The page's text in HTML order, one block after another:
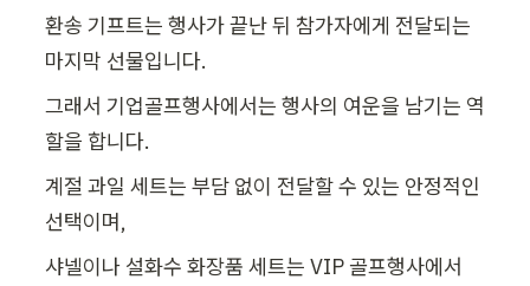
환송 기프트는 행사가 끝난 뒤 참가자에게 전달되는
마지막 선물입니다.
그래서 기업골프행사에서는 행사의 여운을 남기는 역
할을 합니다.
계절 과일 세트는 부담 없이 전달할 수 있는 안정적인
선택이며,
샤넬이나 설화수 화장품 세트는 VIP 골프행사에서